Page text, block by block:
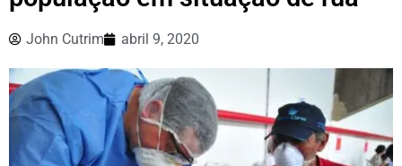
John Cutrim abril 9, 2020